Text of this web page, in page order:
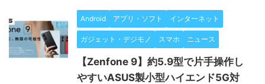
Android アプリ・ソフト インターネット
ガジェット・デジモノ スマホ ニュース
【Zenfone 9】約5.9型で片手操作し
やすいASUS製小型ハイエンド5G対